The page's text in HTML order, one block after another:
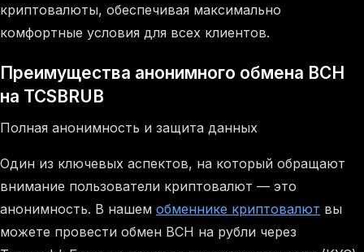
криптовалюты, обеспечивая максимально
комфортные условия для всех клиентов.
Преимущества анонимного обмена BCH
на TCSBRUB
Полная анонимность и защита данных
Один из ключевых аспектов, на который обращают
внимание пользователи криптовалют — это
анонимность. В нашем обменнике криптовалют вы
можете провести обмен BCH на рубли через